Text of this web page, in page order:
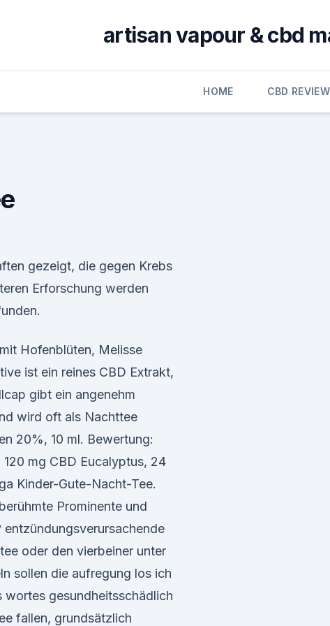
artisan vapour & cbd
HOME CBD
gezeigt, die gegen Krebs
Erforschung werden
Hofenblüten, Melisse
ist ein reines CBD Extrakt,
gibt ein angenehm
wird oft als Nachttee
20%, 10 ml. Bewertung:
mg CBD Eucalyptus, 24
Kinder-Gute-Nacht-Tee.
Prominente und
oder den vierbeiner unter
sollen die aufregung los ich
gesundheitsschädlich
fallen, grundsätzlich